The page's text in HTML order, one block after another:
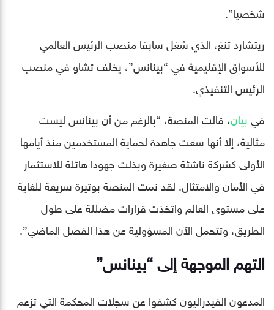
شخصيا”.
ريتشارد تنغ، الذي شغل سابقا منصب الرئيس العالمي
للأسواق الإقليمية في “بينانس”، يخلف تشاو في منصب
الرئيس التنفيذي.
فيبيان، قالت المنصة، “بالرغم من أن بينانس ليست
مثالية، إلا أنها سعت جاهدة لحماية المستخدمين منذ أيامها
الأولى كشركة ناشئة صغيرة وبذلت جهودا هائلة للاستثمار
في الأمان والامتثال. لقد نمت المنصة بوتيرة سريعة للغاية
على مستوى العالم واتخذت قرارات مضللة على طول
الطريق، وتتحمل الآن المسؤولية عن هذا الفصل الماضي”.
التهم الموجهة إلى “بينانس”
المدعون الفيدراليون كشفوا عن سجلات المحكمة التي تزعم